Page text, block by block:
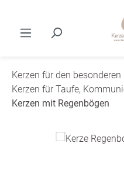
Kerzen für den
Kerzen für Taufe,
Kerzen mit Regenbögen
Bildergalerie